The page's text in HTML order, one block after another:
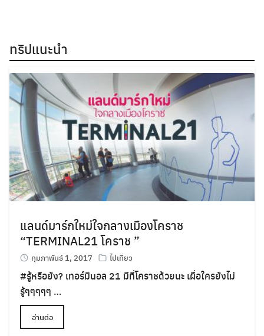
ทริปแนะนำ
แลนด์มาร์กใหม่ใจกลางเมืองโคราช
“TERMINAL21 โคราช ”
กุมภาพันธ์ 1, 2017 ไปเที่ยว
#รู้หรือยัง? เทอร์มินอล 21 มีที่โคราชด้วยนะ เผื่อใครยังไม่
รู้ๆๆๆๆๆ …
อ่านต่อ